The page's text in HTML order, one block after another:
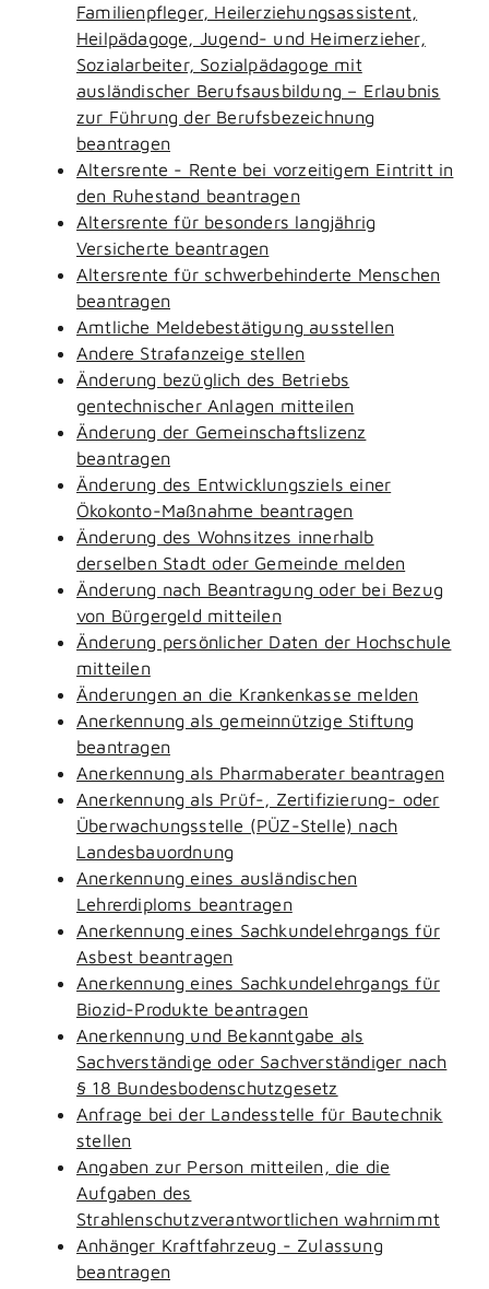
Familienpfleger, Heilerziehungsassistent,
Heilpädagoge, Jugend- und Heimerzieher,
Sozialarbeiter, Sozialpädagoge mit
ausländischer Berufsausbildung – Erlaubnis
zur Führung der Berufsbezeichnung
beantragen
Altersrente - Rente bei vorzeitigem Eintritt in
den Ruhestand beantragen
Altersrente für besonders langjährig
Versicherte beantragen
Altersrente für schwerbehinderte Menschen
beantragen
Amtliche Meldebestätigung ausstellen
Andere Strafanzeige stellen
Änderung bezüglich des Betriebs
gentechnischer Anlagen mitteilen
Änderung der Gemeinschaftslizenz
beantragen
Änderung des Entwicklungsziels einer
Ökokonto-Maßnahme beantragen
Änderung des Wohnsitzes innerhalb
derselben Stadt oder Gemeinde melden
Änderung nach Beantragung oder bei Bezug
von Bürgergeld mitteilen
Änderung persönlicher Daten der Hochschule
mitteilen
Änderungen an die Krankenkasse melden
Anerkennung als gemeinnützige Stiftung
beantragen
Anerkennung als Pharmaberater beantragen
Anerkennung als Prüf-, Zertifizierung- oder
Überwachungsstelle (PÜZ-Stelle) nach
Landesbauordnung
Anerkennung eines ausländischen
Lehrerdiploms beantragen
Anerkennung eines Sachkundelehrgangs für
Asbest beantragen
Anerkennung eines Sachkundelehrgangs für
Biozid-Produkte beantragen
Anerkennung und Bekanntgabe als
Sachverständige oder Sachverständiger nach
§ 18 Bundesbodenschutzgesetz
Anfrage bei der Landesstelle für Bautechnik
stellen
Angaben zur Person mitteilen, die die
Aufgaben des
Strahlenschutzverantwortlichen wahrnimmt
Anhänger Kraftfahrzeug - Zulassung
beantragen